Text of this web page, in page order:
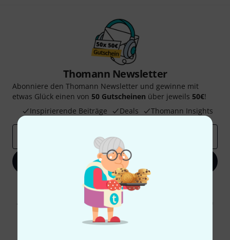
Thomann Newsletter
Abonniere den Thomann Newsletter und gewinne mit
etwas Glück einen von 50 Gutscheinen über jeweils 50€!
Inspirierende Beiträge
Deals Thomann Insights
Jetzt anmelden
Mit Klick auf „Jetzt anmelden“ stimmen Sie dem Erhalt von E-Mail-
Werbung und einer Messung des E-Mail-Nutzungsverhaltens zu. Die
Abmeldung ist jederzeit möglich. Weitere Informationen finden Sie in
unserenDatenschutzhinweisen
* Pflichtfeld